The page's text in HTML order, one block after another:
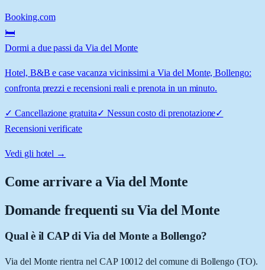
Booking.com
🛏️
Dormi a due passi da Via del Monte
Hotel, B&B e case vacanza vicinissimi a Via del Monte, Bollengo:
confronta prezzi e recensioni reali e prenota in un minuto.
✓ Cancellazione gratuita✓ Nessun costo di prenotazione✓
Recensioni verificate
Vedi gli hotel →
Come arrivare aVia del Monte
Domande frequenti su Via del Monte
Qual è il CAP di Via del Monte a Bollengo?
Via del Monte rientra nel CAP 10012 del comune di Bollengo (TO).